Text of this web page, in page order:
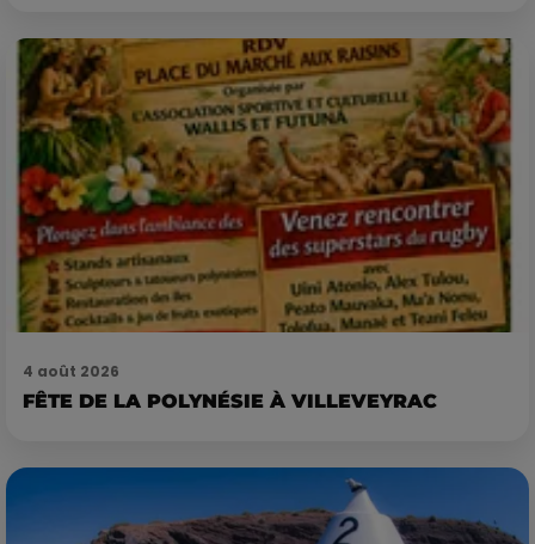
4 août 2026
FÊTE DE LA POLYNÉSIE À VILLEVEYRAC